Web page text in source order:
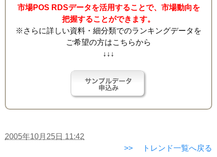
市場POS RDSデータを活用することで、市場動向を
把握することができます。
※さらに詳しい資料・細分類でのランキングデータを
ご希望の方はこちらから
↓↓↓
2005年10月25日 11:42
>> トレンド一覧へ戻る